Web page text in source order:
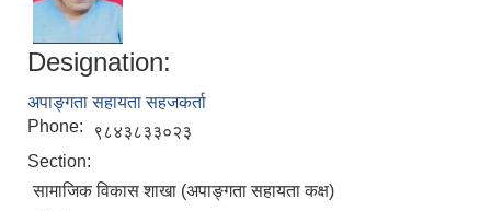
Designation:
अपाङ्गता सहायता सहजकर्ता
Phone:
९८४३८३३०२३
Section:
सामाजिक विकास शाखा (अपाङ्गता सहायता कक्ष)